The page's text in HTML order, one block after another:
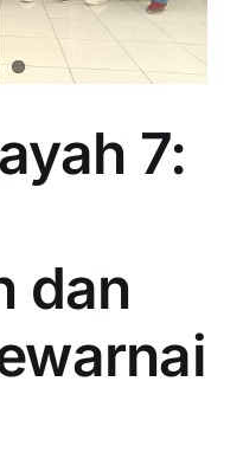
7:
dan